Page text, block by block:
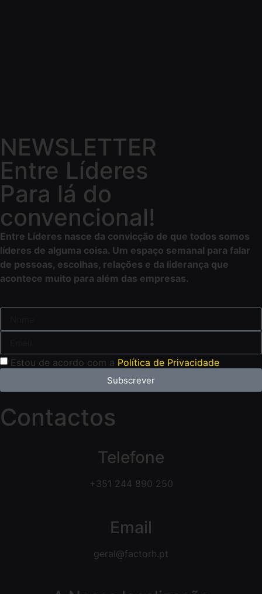
NEWSLETTER
Entre Líderes
Para lá do
convencional!
Entre Líderes nasce da convicção de que todos somos
líderes de alguma coisa. Um espaço semanal para falar
de pessoas, escolhas, relações e da liderança que
acontece muito para além das empresas.
Estou de acordo com a Política de Privacidade
Subscrever
Contactos
Telefone
+351 244 890 250
Email
geral@factorh.pt